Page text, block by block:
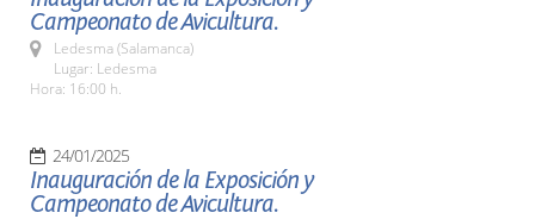
Campeonato de Avicultura.
Ledesma (Salamanca)
Lugar: Ledesma
Hora: 16:00 h.
24/01/2025
Inauguración de la Exposición y
Campeonato de Avicultura.